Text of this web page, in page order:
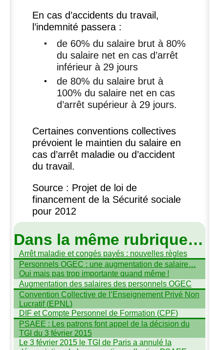
En cas d’accidents du travail,
l’indemnité passera :
de 60% du salaire brut à 80%
du salaire net en cas d’arrêt
inférieur à 29 jours
de 80% du salaire brut à
100% du salaire net en cas
d’arrêt supérieur à 29 jours.
Certaines conventions collectives
prévoient le maintien du salaire en
cas d’arrêt maladie ou d’accident
du travail.
Source : Projet de loi de
financement de la Sécurité sociale
pour 2012
Dans la même rubrique…
Arrêt maladie et congés payés : nouvelles règles
Personnels OGEC : une augmentation de salaire…
Oui mais pas trop importante quand même !
Augmentation des salaires des personnels OGEC
Convention Collective de l’Enseignement Privé Non
Lucratif (EPNL )
DIFet Compte Personnel de Formation (CPF)
PSAEE : Les patrons font appel de la décision du
TGI du 3 février 2015
Le 3 février 2015 le TGI de Paris a annulé la